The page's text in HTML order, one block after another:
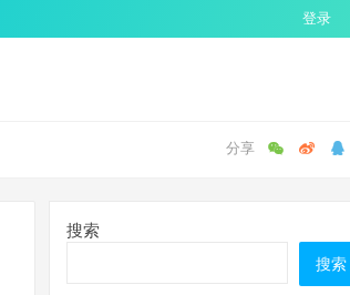
登录
搜索
搜索